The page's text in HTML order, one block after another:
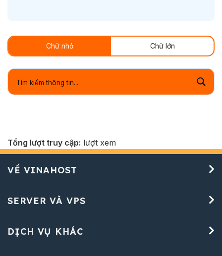
Chữ nhỏ Chữ lớn
Tổng lượt truy cập: lượt xem
VỀ VINAHOST
SERVER VÀ VPS
DỊCH VỤ KHÁC